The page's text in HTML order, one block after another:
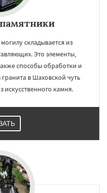
складывается из
Это элементы,
способы обработки и
в Шаховской чуть
камня.